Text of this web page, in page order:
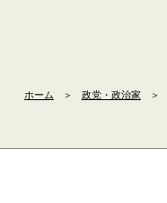
ホーム ＞ 政党・政治家 ＞